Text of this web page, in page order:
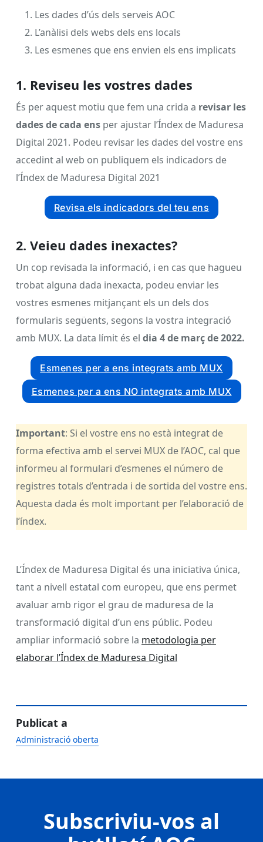
Les dades d’ús dels serveis AOC
L’anàlisi dels webs dels ens locals
Les esmenes que ens envien els ens implicats
1. Reviseu les vostres dades
És per aquest motiu que fem una crida a revisar les
dades de cada ens per ajustar l’Índex de Maduresa
Digital 2021. Podeu revisar les dades del vostre ens
accedint al web on publiquem els indicadors de
l’Índex de Maduresa Digital 2021
Revisa els indicadors del teu ens
2. Veieu dades inexactes?
Un cop revisada la informació, i en cas que hagueu
trobat alguna dada inexacta, podeu enviar les
vostres esmenes mitjançant els un dels dos
formularis següents, segons la vostra integració
amb MUX. La data límit és el dia 4 de març de 2022.
Esmenes per a ens integrats amb MUX
Esmenes per a ens NO integrats amb MUX
Important: Si el vostre ens no està integrat de
forma efectiva amb el servei MUX de l’AOC, cal que
informeu al formulari d’esmenes el número de
registres totals d’entrada i de sortida del vostre ens.
Aquesta dada és molt important per l’elaboració de
l’índex.
L’Índex de Maduresa Digital és una iniciativa única,
tant a nivell estatal com europeu, que ens permet
avaluar amb rigor el grau de maduresa de la
transformació digital d’un ens públic. Podeu
ampliar informació sobre la metodologia per
elaborar l’Índex de Maduresa Digital
Publicat a
Administració oberta
Subscriviu-vos al